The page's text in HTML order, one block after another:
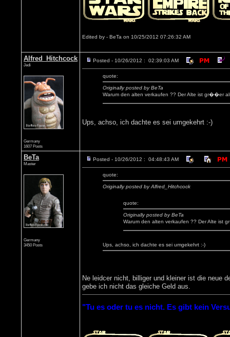
Edited by - BeTa on 10/25/2012 07:26:32 AM
Alfred_Hitchcock
Jedi
Germany
1607 Posts
Posted - 10/26/2012 : 02:39:03 AM
quote:
Originally posted by BeTa
Warum den alten verkaufen ?? Der Alte ist gr��er
Ups, achso, ich dachte es sei umgekehrt :-)
BeTa
Master
Germany
3450 Posts
Posted - 10/26/2012 : 04:48:43 AM
quote:
Originally posted by Alfred_Hitchcock
quote:
Originally posted by BeTa
Warum den alten verkaufen ?? Der Alte ist
Ups, achso, ich dachte es sei umgekehrt :-)
Ne leidcer nicht, billiger und kleiner ist die neue
gebe ich nicht das gleiche Geld aus.
"Tu es oder tu es nicht. Es gibt kein